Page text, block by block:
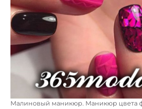
Малиновый маникюр. Маникюр цвета